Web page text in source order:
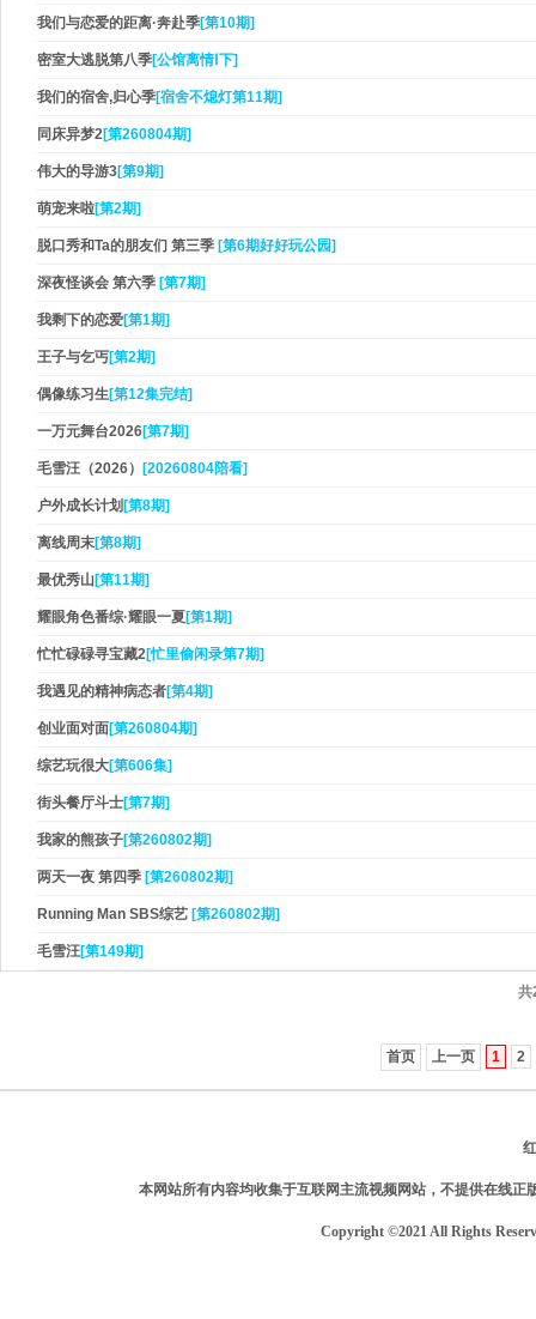
我们与恋爱的距离·奔赴季[第10期]
密室大逃脱第八季[公馆离情Ⅰ下]
我们的宿舍,归心季[宿舍不熄灯第11期]
同床异梦2[第260804期]
伟大的导游3[第9期]
萌宠来啦[第2期]
脱口秀和Ta的朋友们 第三季 [第6期好好玩公园]
深夜怪谈会 第六季 [第7期]
我剩下的恋爱[第1期]
王子与乞丐[第2期]
偶像练习生[第12集完结]
一万元舞台2026[第7期]
毛雪汪（2026） [20260804陪看]
户外成长计划 [第8期]
离线周末[第8期]
最优秀山 [第11期]
耀眼角色番综·耀眼一夏[第1期]
忙忙碌碌寻宝藏2[忙里偷闲录第7期]
我遇见的精神病态者[第4期]
创业面对面[第260804期]
综艺玩很大[第606集]
街头餐厅斗士[第7期]
我家的熊孩子[第260802期]
两天一夜 第四季 [第260802期]
Running Man SBS综艺 [第260802期]
毛雪汪[第149期]
共
首页 上一页 1 2
本网站所有内容均收集于互联网主流视频网站，不提供在线
Copyright ©2021 All Rights